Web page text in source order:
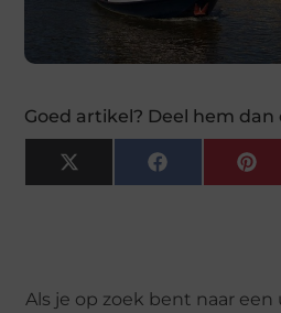
Goed artikel? Deel hem dan
X
(Twitter)
Facebook
Als je op zoek bent naar